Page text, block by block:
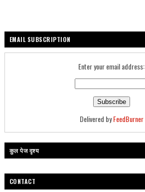
EMAIL SUBSCRIPTION
Enter your email address:
Delivered byFeedBurner
कुल पेज दृश्य
CONTACT